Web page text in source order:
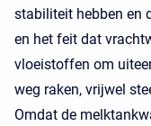
stabiliteit hebben en
en het feit dat
vloeistoffen om
weg raken, vrijwel
Omdat de